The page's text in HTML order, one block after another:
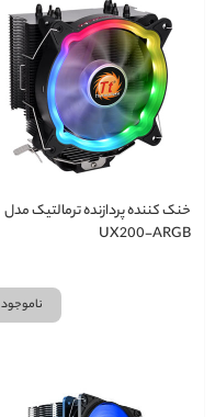
خنک کننده پردازنده ترمالتیک مدل
UX200-ARGB
ناموجود